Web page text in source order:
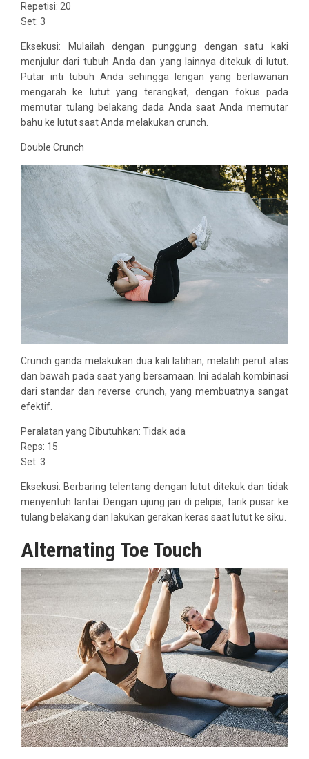
Repetisi: 20
Set: 3
Eksekusi: Mulailah dengan punggung dengan satu kaki
menjulur dari tubuh Anda dan yang lainnya ditekuk di lutut.
Putar inti tubuh Anda sehingga lengan yang berlawanan
mengarah ke lutut yang terangkat, dengan fokus pada
memutar tulang belakang dada Anda saat Anda memutar
bahu ke lutut saat Anda melakukan crunch.
Double Crunch
Crunch ganda melakukan dua kali latihan, melatih perut atas
dan bawah pada saat yang bersamaan. Ini adalah kombinasi
dari standar dan reverse crunch, yang membuatnya sangat
efektif.
Peralatan yang Dibutuhkan: Tidak ada
Reps: 15
Set: 3
Eksekusi: Berbaring telentang dengan lutut ditekuk dan tidak
menyentuh lantai. Dengan ujung jari di pelipis, tarik pusar ke
tulang belakang dan lakukan gerakan keras saat lutut ke siku.
Alternating Toe Touch